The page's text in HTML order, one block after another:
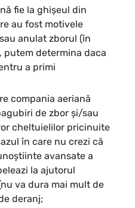
fie la ghișeul din
au fost motivele
anulat zborul (în
putem determina daca
a primi
compania aeriană
de zbor și/sau
cheltuielilor pricinuite
în care nu crezi că
avansate a
la ajutorul
va dura mai mult de
deranj;